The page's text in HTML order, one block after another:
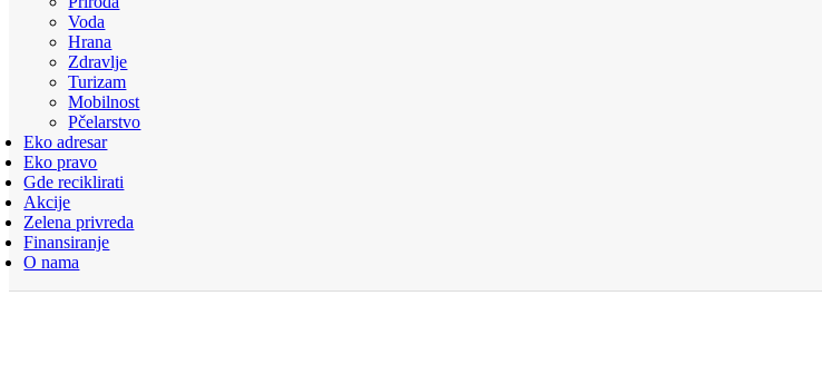
Voda
Hrana
Zdravlje
Turizam
Mobilnost
Pčelarstvo
Eko adresar
Eko pravo
Gde reciklirati
Akcije
Zelena privreda
Finansiranje
O nama